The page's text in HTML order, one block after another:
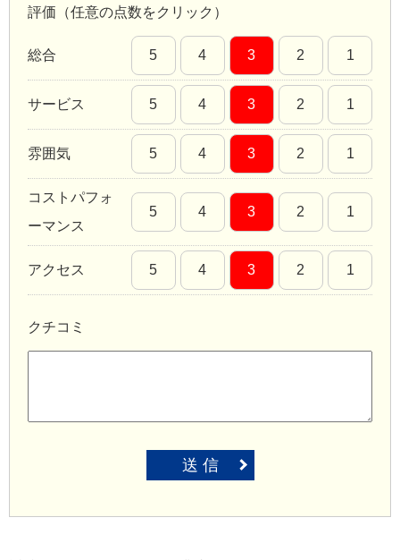
評価（任意の点数をクリック）
総合 5 4 3 2 1
サービス 5 4 3 2 1
雰囲気 5 4 3 2 1
コストパフォ
ーマンス
5 4 3 2 1
アクセス 5 4 3 2 1
クチコミ
送 信